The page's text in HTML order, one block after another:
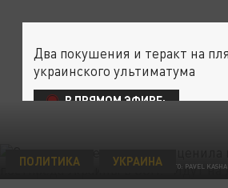
ФОТО: PAVEL
ПОЛИТИКА УКРАИНА
Два покушения и теракт на
украинского ультиматума
В ПРЯМОМ ЭФИРЕ: